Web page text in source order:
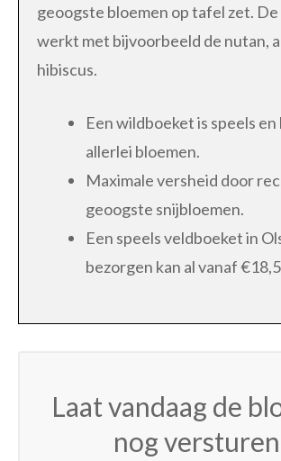
geoogste bloemen op tafel zet.
werkt met bijvoorbeeld de nutan,
hibiscus.
Een wildboeket is speels
allerlei bloemen.
Maximale versheid door
geoogste snijbloemen.
Een speels veldboeket in
bezorgen kan al vanaf
Laat vandaag de
nog